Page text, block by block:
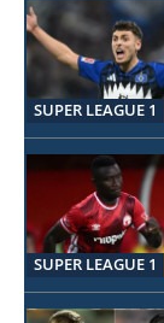
SUPER LEAGUE 1
SUPER LEAGUE 1